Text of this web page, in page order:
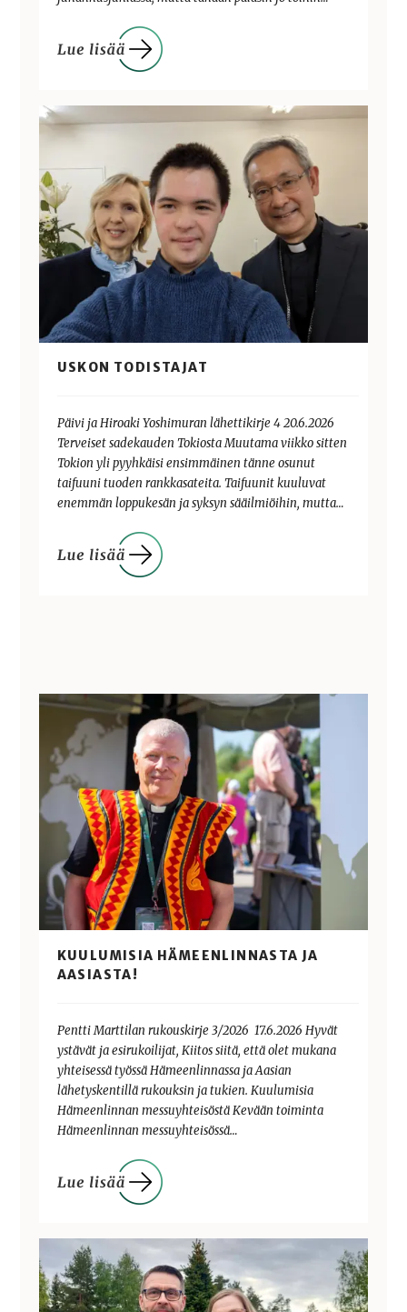
USKON TODISTAJAT
Päivi ja Hiroaki Yoshimuran lähettikirje 4 20.6.2026
Terveiset sadekauden Tokiosta Muutama viikko sitten
Tokion yli pyyhkäisi ensimmäinen tänne osunut
taifuuni tuoden rankkasateita. Taifuunit kuuluvat
enemmän loppukesän ja syksyn sääilmiöihin, mutta…
KUULUMISIA HÄMEENLINNASTA JA
AASIASTA!
Pentti Marttilan rukouskirje 3/2026 17.6.2026 Hyvät
ystävät ja esirukoilijat, Kiitos siitä, että olet mukana
yhteisessä työssä Hämeenlinnassa ja Aasian
lähetyskentillä rukouksin ja tukien. Kuulumisia
Hämeenlinnan messuyhteisöstä Kevään toiminta
Hämeenlinnan messuyhteisössä…